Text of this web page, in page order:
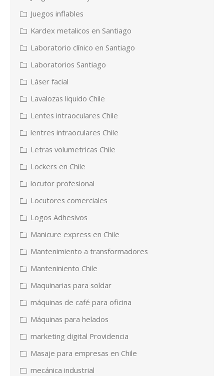
Juegos inflables
Kardex metalicos en Santiago
Laboratorio clínico en Santiago
Laboratorios Santiago
Láser facial
Lavalozas liquido Chile
Lentes intraoculares Chile
lentres intraoculares Chile
Letras volumetricas Chile
Lockers en Chile
locutor profesional
Locutores comerciales
Logos Adhesivos
Manicure express en Chile
Mantenimiento a transformadores
Manteniniento Chile
Maquinarias para soldar
máquinas de café para oficina
Máquinas para helados
marketing digital Providencia
Masaje para empresas en Chile
mecánica industrial